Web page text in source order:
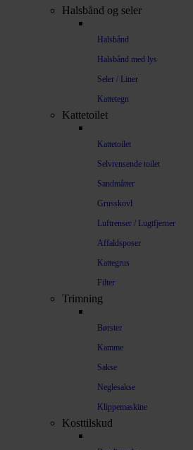
Halsbånd og seler
Halsbånd
Halsbånd med lys
Seler / Liner
Kattetegn
Kattetoilet
Kattetoilet
Selvrensende toilet
Sandmåtter
Grusskovl
Luftrenser / Lugtfjerner
Affaldsposer
Kattegrus
Filter
Trimning
Børster
Kamme
Sakse
Neglesakse
Klippemaskine
Kosttilskud